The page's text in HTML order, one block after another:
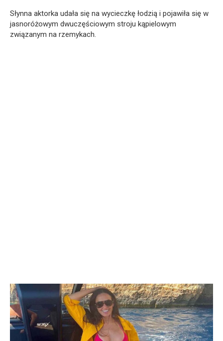
Słynna aktorka udała się na wycieczkę łodzią i pojawiła się w
jasnoróżowym dwuczęściowym stroju kąpielowym
związanym na rzemykach.